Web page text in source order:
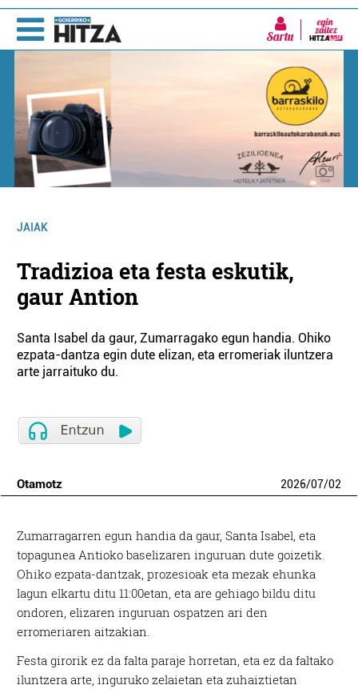
Sartu
JAIAK
Tradizioa eta festa eskutik,
gaur Antion
Santa Isabel da gaur, Zumarragako egun handia. Ohiko
ezpata-dantza egin dute elizan, eta erromeriak iluntzera
arte jarraituko du.
Otamotz 2026/07/02
Zumarragarren egun handia da gaur, Santa Isabel, eta
topagunea Antioko baselizaren inguruan dute goizetik.
Ohiko ezpata-dantzak, prozesioak eta mezak ehunka
lagun elkartu ditu 11:00etan, eta are gehiago bildu ditu
ondoren, elizaren inguruan ospatzen ari den
erromeriaren aitzakian.
Festa girorik ez da falta paraje horretan, eta ez da faltako
iluntzera arte, inguruko zelaietan eta zuhaiztietan